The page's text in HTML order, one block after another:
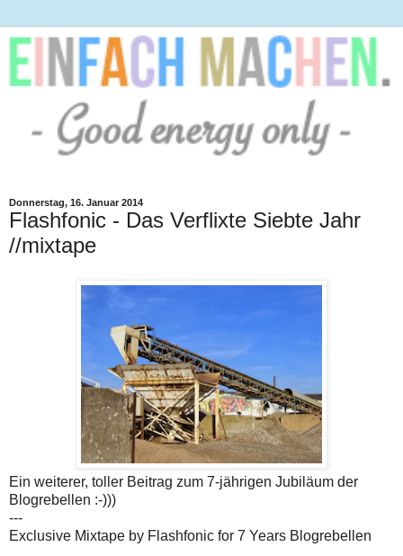
Donnerstag, 16. Januar 2014
Flashfonic - Das Verflixte Siebte Jahr
//mixtape
Ein weiterer, toller Beitrag zum 7-jährigen Jubiläum der
Blogrebellen :-)))
---
Exclusive Mixtape by Flashfonic for 7 Years Blogrebellen